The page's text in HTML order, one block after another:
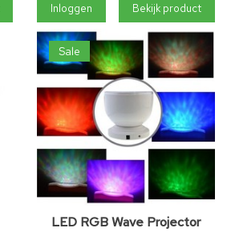
Inloggen Bekijk product
Sale
LED RGB Wave Projector